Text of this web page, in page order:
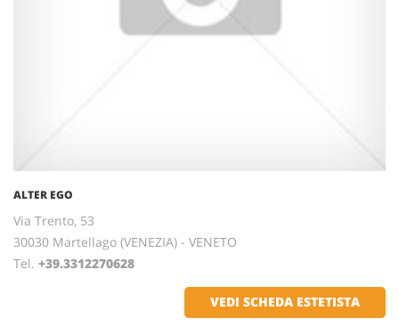
ALTER EGO
Via Trento, 53
30030 Martellago (VENEZIA) - VENETO
Tel. +39.3312270628
VEDI SCHEDA ESTETISTA